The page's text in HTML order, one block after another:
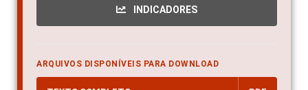
INDICADORES
ARQUIVOS DISPONÍVEIS PARA DOWNLOAD